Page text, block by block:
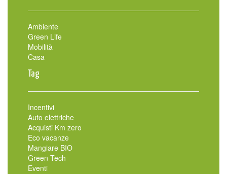
Ambiente
Green Life
Mobilità
Casa
Tag
Incentivi
Auto elettriche
Acquisti Km zero
Eco vacanze
Mangiare BIO
Green Tech
Eventi